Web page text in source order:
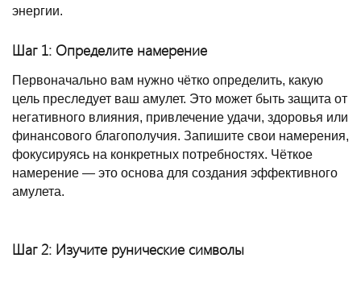
энергии.
Шаг 1: Определите намерение
Первоначально вам нужно чётко определить, какую
цель преследует ваш амулет. Это может быть защита от
негативного влияния, привлечение удачи, здоровья или
финансового благополучия. Запишите свои намерения,
фокусируясь на конкретных потребностях. Чёткое
намерение — это основа для создания эффективного
амулета.
Шаг 2: Изучите рунические символы